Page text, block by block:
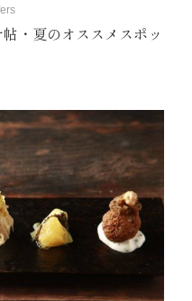
・夏のオススメスポッ